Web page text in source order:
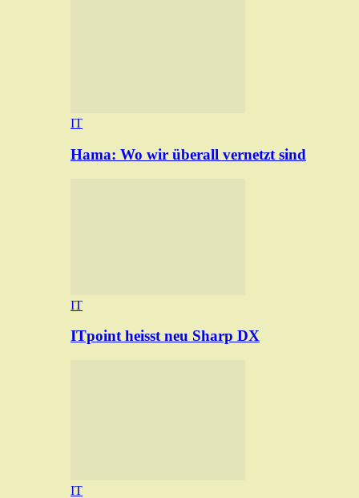
IT
Hama: Wo wir überall vernetzt sind
IT
ITpoint heisst neu Sharp DX
IT